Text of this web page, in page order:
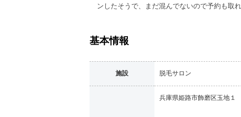
ンしたそうで、まだ混んでないので予約も取
基本情報
施設 脱毛サロン
兵庫県姫路市飾磨区玉地１